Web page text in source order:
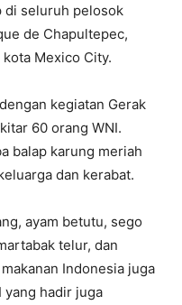
di seluruh pelosok
de Chapultepec,
Mexico City.
kegiatan Gerak
60 orang WNI.
balap karung meriah
dan kerabat.
ayam betutu, sego
telur, dan
Indonesia juga
yang hadir juga